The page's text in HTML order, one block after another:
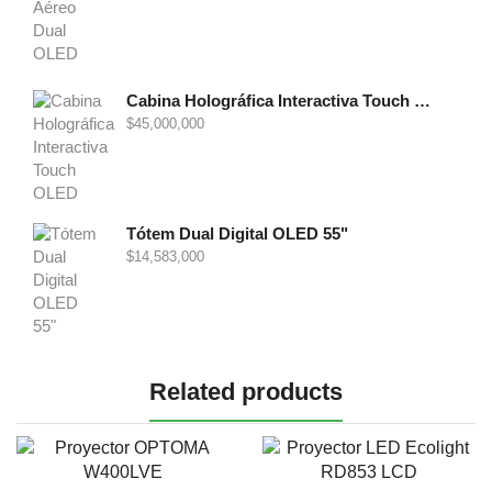
Cabina Holográfica Interactiva Touch OLED 86"
$45,000,000
Tótem Dual Digital OLED 55"
$14,583,000
Related products